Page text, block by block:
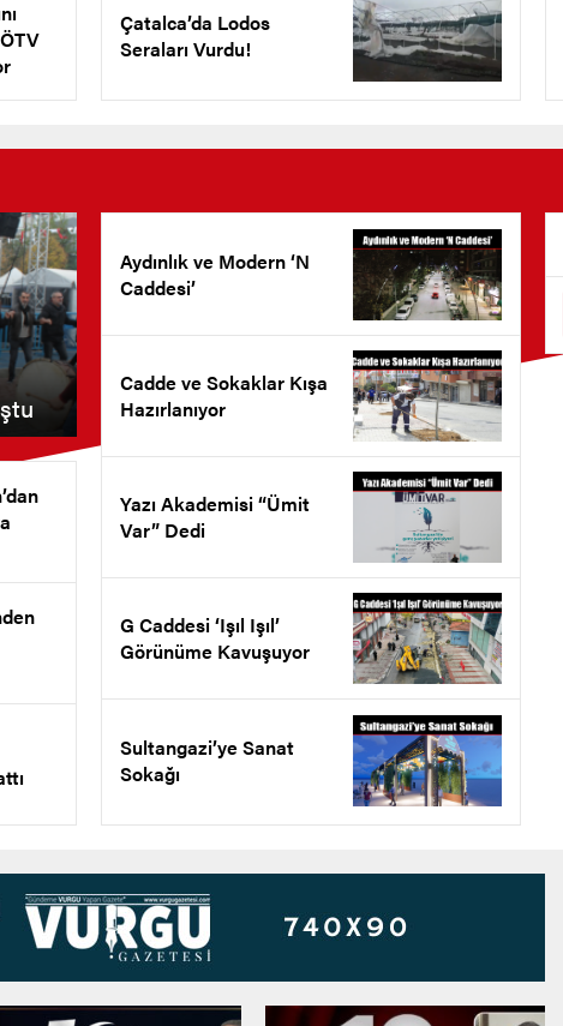
Çatalca’da Lodos
Seraları Vurdu!
Aydınlık ve Modern ‘N
Caddesi’
Cadde ve Sokaklar Kışa
Hazırlanıyor
Yazı Akademisi “Ümit
Var” Dedi
G Caddesi ‘Işıl Işıl’
Görünüme Kavuşuyor
Sultangazi’ye Sanat
Sokağı